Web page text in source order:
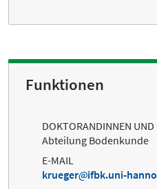
Funktionen
DOKTORANDINNEN
Abteilung Bodenkunde
E-MAIL
krueger
ifbk.uni-